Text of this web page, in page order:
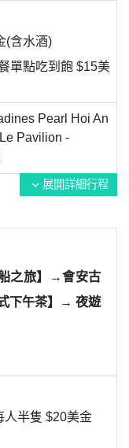
(含水酒)
單點吃到飽 $15美
Pearl Hoi An
Pavilion -
expand_more 展開詳細行程
之旅】→會安古
下午茶】→ 夜遊
人半隻 $20美金